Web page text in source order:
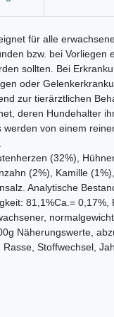
für alle
bzw. bei
sollten. Bei
oder
zur tierärztlichen
deren Hundehalter
von einem
(32%),
(2%), Kamille
Analytische
81,1%Ca.= 0,17%,
Näherungswerte,
Stoffwechsel,